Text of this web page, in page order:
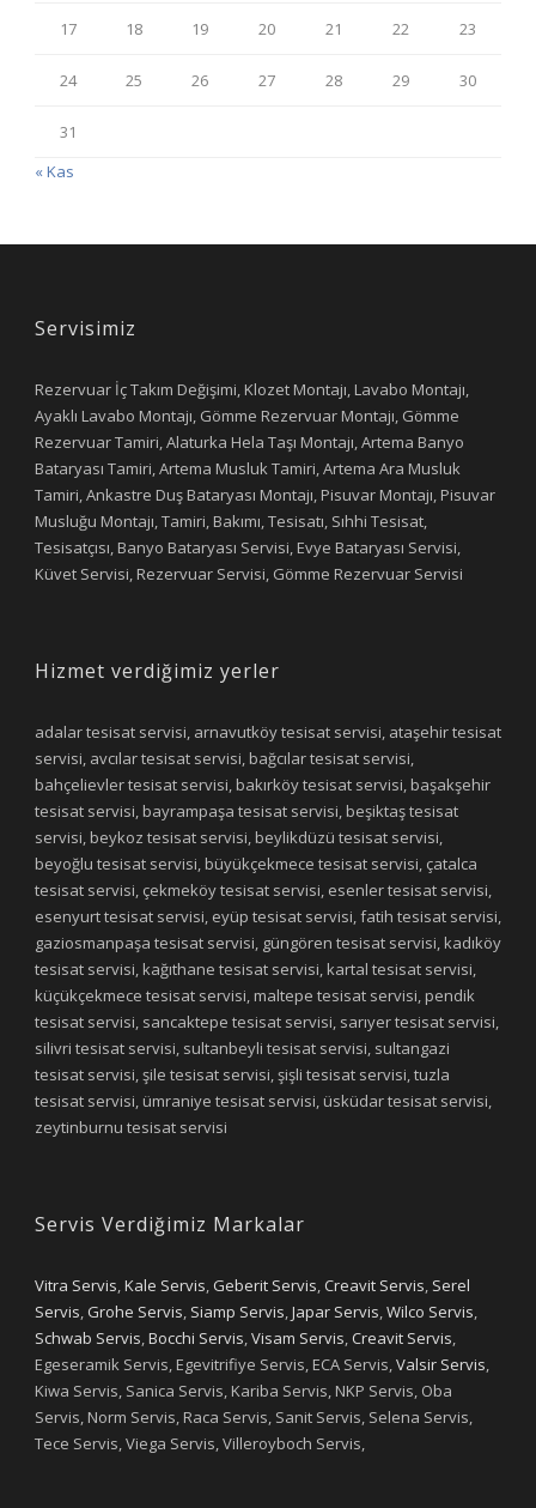
17 18 19 20 21 22 23
24 25 26 27 28 29 30
31
« Kas
Servisimiz
Rezervuar İç Takım Değişimi, Klozet Montajı, Lavabo Montajı,
Ayaklı Lavabo Montajı, Gömme Rezervuar Montajı, Gömme
Rezervuar Tamiri, Alaturka Hela Taşı Montajı, Artema Banyo
Bataryası Tamiri, Artema Musluk Tamiri, Artema Ara Musluk
Tamiri, Ankastre Duş Bataryası Montajı, Pisuvar Montajı, Pisuvar
Musluğu Montajı, Tamiri, Bakımı, Tesisatı, Sıhhi Tesisat,
Tesisatçısı, Banyo Bataryası Servisi, Evye Bataryası Servisi,
Küvet Servisi, Rezervuar Servisi, Gömme Rezervuar Servisi
Hizmet verdiğimiz yerler
adalar tesisat servisi, arnavutköy tesisat servisi, ataşehir tesisat
servisi, avcılar tesisat servisi, bağcılar tesisat servisi,
bahçelievler tesisat servisi, bakırköy tesisat servisi, başakşehir
tesisat servisi, bayrampaşa tesisat servisi, beşiktaş tesisat
servisi, beykoz tesisat servisi, beylikdüzü tesisat servisi,
beyoğlu tesisat servisi, büyükçekmece tesisat servisi, çatalca
tesisat servisi, çekmeköy tesisat servisi, esenler tesisat servisi,
esenyurt tesisat servisi, eyüp tesisat servisi, fatih tesisat servisi,
gaziosmanpaşa tesisat servisi, güngören tesisat servisi, kadıköy
tesisat servisi, kağıthane tesisat servisi, kartal tesisat servisi,
küçükçekmece tesisat servisi, maltepe tesisat servisi, pendik
tesisat servisi, sancaktepe tesisat servisi, sarıyer tesisat servisi,
silivri tesisat servisi, sultanbeyli tesisat servisi, sultangazi
tesisat servisi, şile tesisat servisi, şişli tesisat servisi, tuzla
tesisat servisi, ümraniye tesisat servisi, üsküdar tesisat servisi,
zeytinburnu tesisat servisi
Servis Verdiğimiz Markalar
Vitra Servis,Kale Servis, Geberit Servis,Creavit Servis, Serel
Servis, Grohe Servis, Siamp Servis,Japar Servis,Wilco Servis,
Schwab Servis,Bocchi Servis,Visam Servis,Creavit Servis,
Egeseramik Servis, Egevitrifiye Servis, ECA Servis,Valsir Servis,
Kiwa Servis, Sanica Servis, Kariba Servis, NKP Servis, Oba
Servis, Norm Servis, Raca Servis, Sanit Servis, Selena Servis,
Tece Servis, Viega Servis, Villeroyboch Servis,